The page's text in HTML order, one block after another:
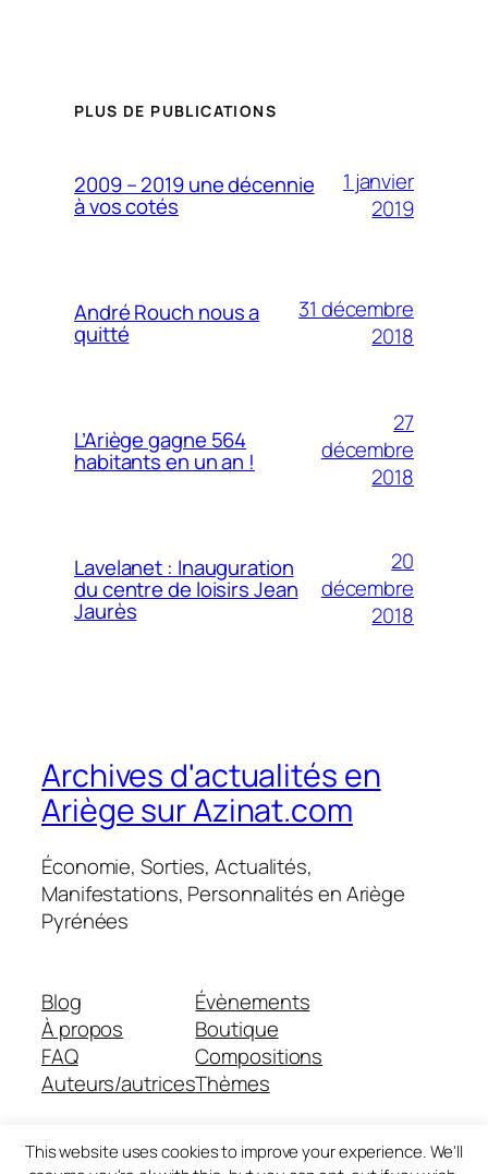
PLUS DE PUBLICATIONS
2009 – 2019 une décennie
à vos cotés
1 janvier
2019
André Rouch nous a
quitté
31 décembre
2018
L’Ariège gagne 564
habitants en un an !
27
décembre
2018
Lavelanet : Inauguration
du centre de loisirs Jean
Jaurès
20
décembre
2018
Archives d'actualités en
Ariège sur Azinat.com
Économie, Sorties, Actualités,
Manifestations, Personnalités en Ariège
Pyrénées
Blog
À propos
FAQ
Auteurs/autrices
Évènements
Boutique
Compositions
Thèmes
This website uses cookies to improve your experience. We'll